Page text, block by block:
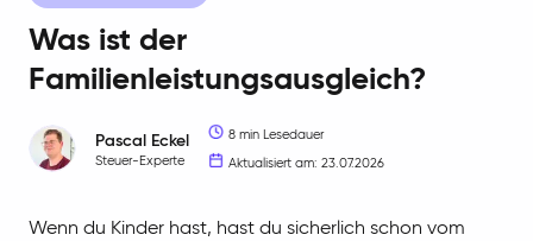
Was ist der
Familienleistungsausgleich?
Pascal Eckel
Steuer-Experte
8 min Lesedauer
Aktualisiert am: 23.07.2026
Wenn du Kinder hast, hast du sicherlich schon vom